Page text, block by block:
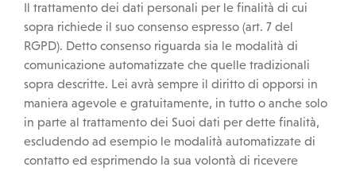
Il trattamento dei dati personali per le finalità di cui
sopra richiede il suo consenso espresso (art. 7 del
RGPD). Detto consenso riguarda sia le modalità di
comunicazione automatizzate che quelle tradizionali
sopra descritte. Lei avrà sempre il diritto di opporsi in
maniera agevole e gratuitamente, in tutto o anche solo
in parte al trattamento dei Suoi dati per dette finalità,
escludendo ad esempio le modalità automatizzate di
contatto ed esprimendo la sua volontà di ricevere